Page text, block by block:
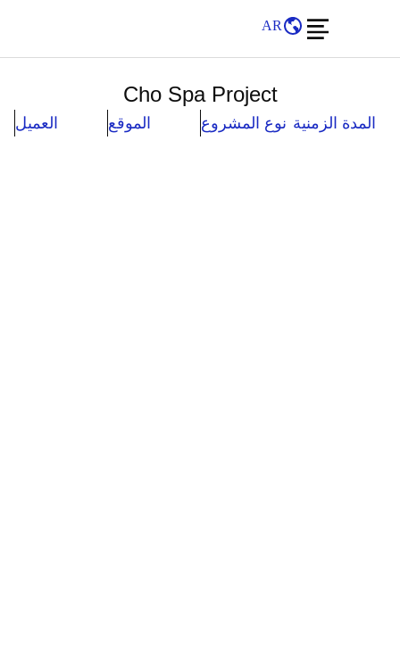
AR
Cho Spa Project
العميل الموقع نوع المشروع المدة الزمنية